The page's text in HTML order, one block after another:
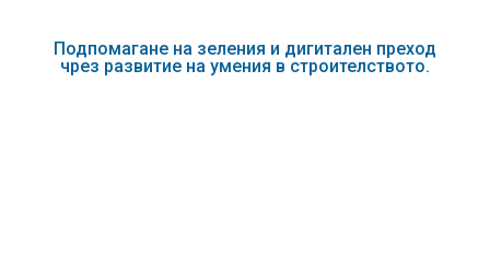
Подпомагане на зеления и дигитален преход
чрез развитие на умения в строителството.